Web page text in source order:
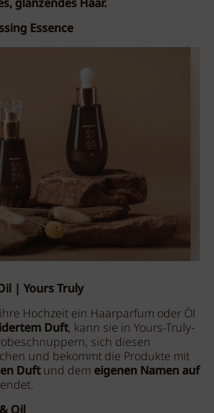
glänzendes Haar.
Essence
| Yours Truly
Hochzeit ein Haarparfum oder Öl
Duft, kann sie in Yours-Truly-
sich diesen
und bekommt die Produkte mit
Duftund dem eigenen Namen auf